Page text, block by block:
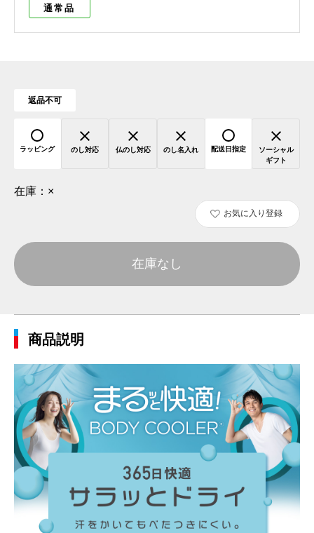
通常品
返品不可
ラッピング のし対応 仏のし対応 のし名入れ 配送日指定
ソーシャル
ギフト
在庫： ×
お気に入り登録
在庫なし
商品説明